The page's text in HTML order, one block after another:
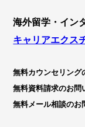
海外留学・イン
キャリアエクス
無料カウンセリング
無料資料請求のお問
無料メール相談のお